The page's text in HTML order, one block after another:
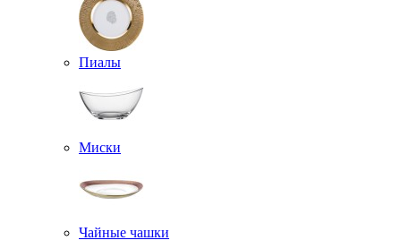
Пиалы
Миски
Чайные чашки